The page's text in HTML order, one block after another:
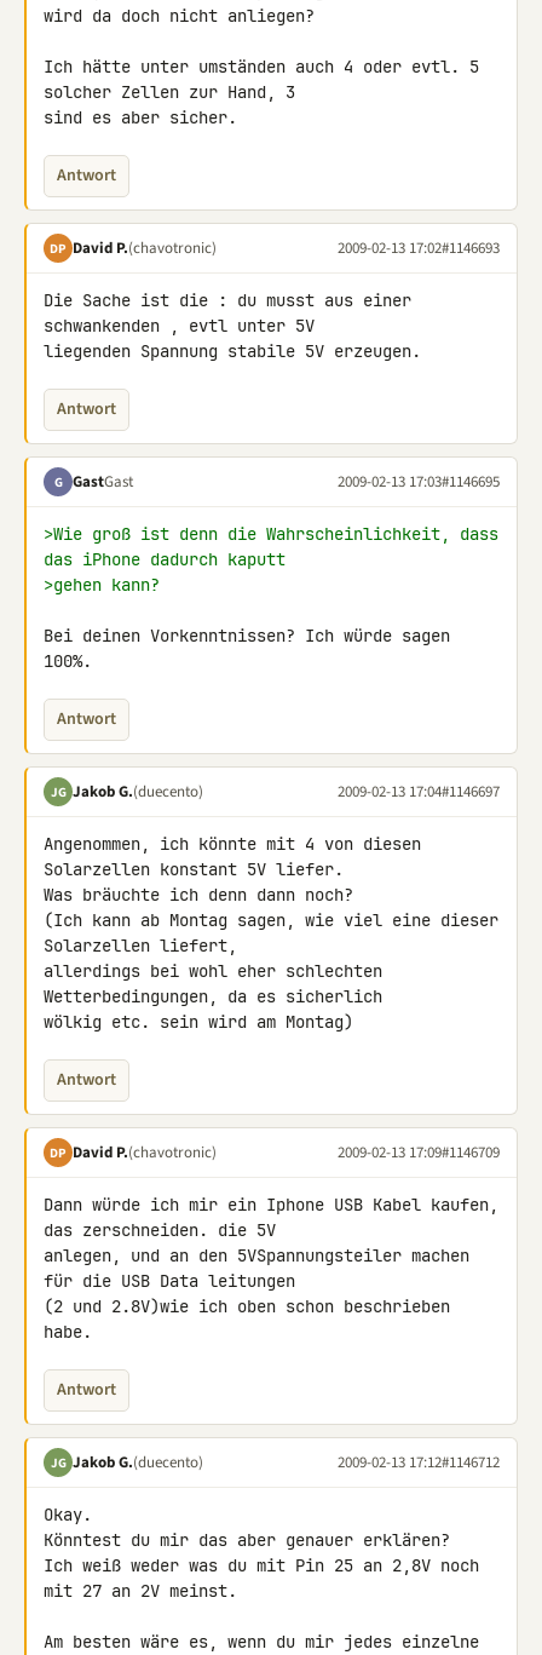
wird da doch nicht anliegen?
Ich hätte unter umständen auch 4 oder evtl. 5
solcher Zellen zur Hand, 3
sind es aber sicher.
Antwort
DP David P.(chavotronic) 2009-02-13 17:02#1146693
Die Sache ist die : du musst aus einer
schwankenden , evtl unter 5V
liegenden Spannung stabile 5V erzeugen.
Antwort
G GastGast 2009-02-13 17:03#1146695
>Wie groß ist denn die Wahrscheinlichkeit, dass
das iPhone dadurch kaputt
>gehen kann?
Bei deinen Vorkenntnissen? Ich würde sagen
100%.
Antwort
JG Jakob G.(duecento) 2009-02-13 17:04#1146697
Angenommen, ich könnte mit 4 von diesen
Solarzellen konstant 5V liefer.
Was bräuchte ich denn dann noch?
(Ich kann ab Montag sagen, wie viel eine dieser
Solarzellen liefert,
allerdings bei wohl eher schlechten
Wetterbedingungen, da es sicherlich
wölkig etc. sein wird am Montag)
Antwort
DP David P.(chavotronic) 2009-02-13 17:09#1146709
Dann würde ich mir ein Iphone USB Kabel kaufen,
das zerschneiden. die 5V
anlegen, und an den 5VSpannungsteiler machen
für die USB Data leitungen
(2 und 2.8V)wie ich oben schon beschrieben
habe.
Antwort
JG Jakob G.(duecento) 2009-02-13 17:12#1146712
Okay.
Könntest du mir das aber genauer erklären?
Ich weiß weder was du mit Pin 25 an 2,8V noch
mit 27 an 2V meinst.
Am besten wäre es, wenn du mir jedes einzelne